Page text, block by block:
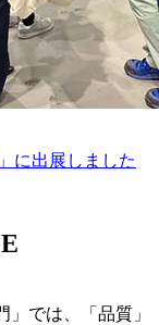
に出展しました
では、「品質」